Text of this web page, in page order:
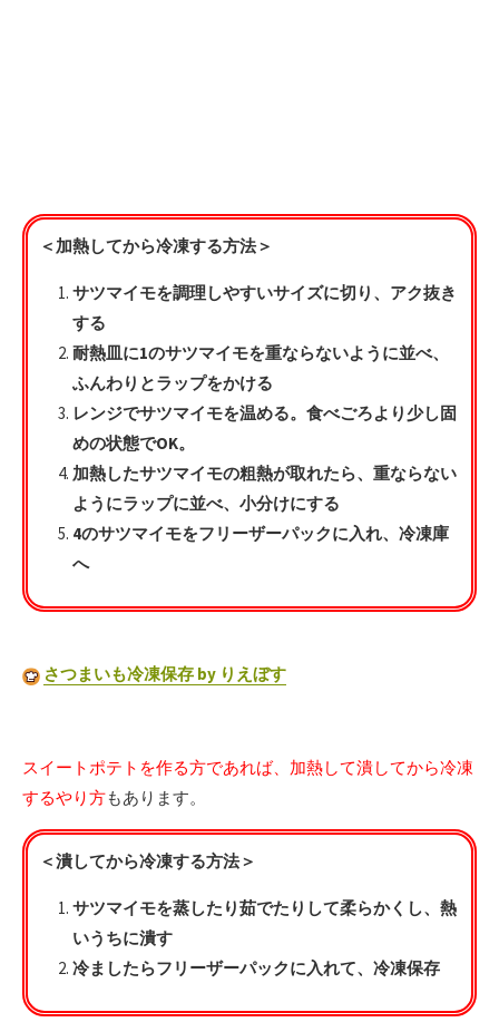
＜加熱してから冷凍する方法＞
サツマイモを調理しやすいサイズに切り、アク抜き
する
耐熱皿に1のサツマイモを重ならないように並べ、
ふんわりとラップをかける
レンジでサツマイモを温める。食べごろより少し固
めの状態でOK。
加熱したサツマイモの粗熱が取れたら、重ならない
ようにラップに並べ、小分けにする
4のサツマイモをフリーザーパックに入れ、冷凍庫
へ
さつまいも冷凍保存 by りえぼす
スイートポテトを作る方であれば、加熱して潰してから冷凍
するやり方もあります。
＜潰してから冷凍する方法＞
サツマイモを蒸したり茹でたりして柔らかくし、熱
いうちに潰す
冷ましたらフリーザーパックに入れて、冷凍保存